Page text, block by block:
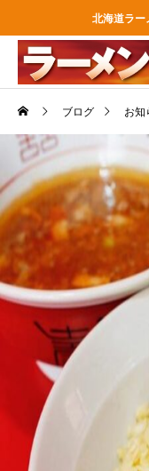
北海道ラー
ブログ お知